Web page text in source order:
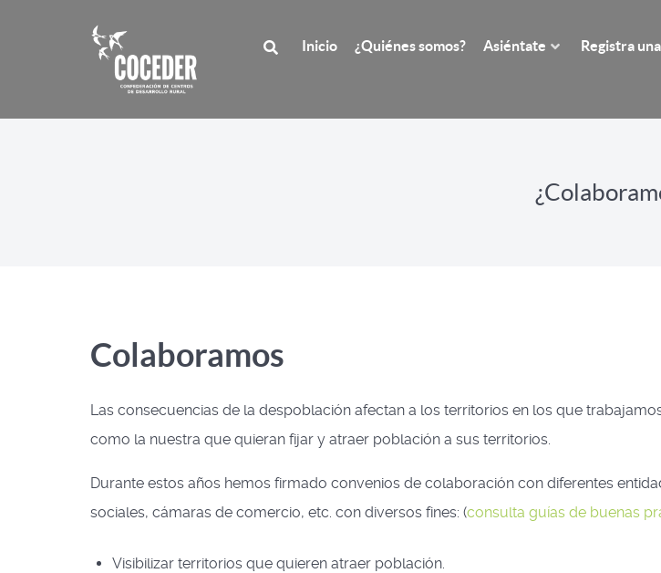
Inicio ¿Quiénes somos? Asiéntate Registra
Colaboramos
Las consecuencias de la despoblación afectan a los territorios en los que
como la nuestra que quieran fijar y atraer población a sus territorios.
Durante estos años hemos firmado convenios de colaboración con diferentes
sociales, cámaras de comercio, etc. con diversos fines: (consulta guías de buenas
Visibilizar territorios que quieren atraer población.